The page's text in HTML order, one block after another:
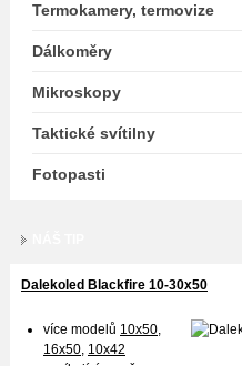
Termokamery, termovize
Dálkoměry
Mikroskopy
Taktické svítilny
Fotopasti
Dalekoled Blackfire 10-30x50
více modelů 10x50,
16x50, 10x42